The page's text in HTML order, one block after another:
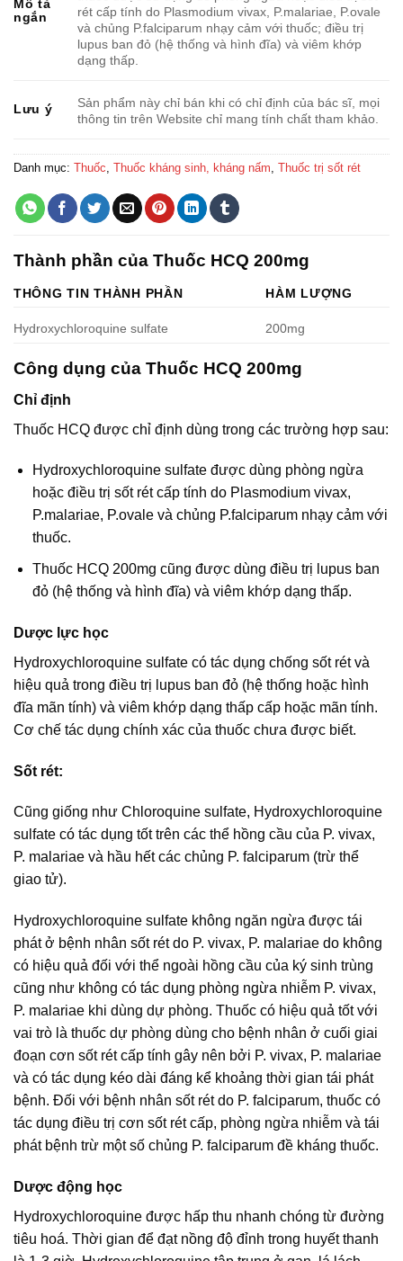
Mô tả
ngắn
rét cấp tính do Plasmodium vivax, P.malariae, P.ovale
và chủng P.falciparum nhạy cảm với thuốc; điều trị
lupus ban đỏ (hệ thống và hình đĩa) và viêm khớp
dạng thấp.
Lưu ý
Sản phẩm này chỉ bán khi có chỉ định của bác sĩ, mọi
thông tin trên Website chỉ mang tính chất tham khảo.
Danh mục: Thuốc, Thuốc kháng sinh, kháng nấm, Thuốc trị sốt rét
Thành phần của Thuốc HCQ 200mg
THÔNG TIN THÀNH PHẦN HÀM LƯỢNG
Hydroxychloroquine sulfate 200mg
Công dụng của Thuốc HCQ 200mg
Chỉ định
Thuốc HCQ được chỉ định dùng trong các trường hợp sau:
Hydroxychloroquine sulfate được dùng phòng ngừa
hoặc điều trị sốt rét cấp tính do Plasmodium vivax,
P.malariae, P.ovale và chủng P.falciparum nhạy cảm với
thuốc.
Thuốc HCQ 200mg cũng được dùng điều trị lupus ban
đỏ (hệ thống và hình đĩa) và viêm khớp dạng thấp.
Dược lực học
Hydroxychloroquine sulfate có tác dụng chống sốt rét và
hiệu quả trong điều trị lupus ban đỏ (hệ thống hoặc hình
đĩa mãn tính) và viêm khớp dạng thấp cấp hoặc mãn tính.
Cơ chế tác dụng chính xác của thuốc chưa được biết.
Sốt rét:
Cũng giống như Chloroquine sulfate, Hydroxychloroquine
sulfate có tác dụng tốt trên các thể hồng cầu của P. vivax,
P. malariae và hầu hết các chủng P. falciparum (trừ thể
giao tử).
Hydroxychloroquine sulfate không ngăn ngừa được tái
phát ở bệnh nhân sốt rét do P. vivax, P. malariae do không
có hiệu quả đối với thể ngoài hồng cầu của ký sinh trùng
cũng như không có tác dụng phòng ngừa nhiễm P. vivax,
P. malariae khi dùng dự phòng. Thuốc có hiệu quả tốt với
vai trò là thuốc dự phòng dùng cho bệnh nhân ở cuối giai
đoạn cơn sốt rét cấp tính gây nên bởi P. vivax, P. malariae
và có tác dụng kéo dài đáng kể khoảng thời gian tái phát
bệnh. Đối với bệnh nhân sốt rét do P. falciparum, thuốc có
tác dụng điều trị cơn sốt rét cấp, phòng ngừa nhiễm và tái
phát bệnh trừ một số chủng P. falciparum đề kháng thuốc.
Dược động học
Hydroxychloroquine được hấp thu nhanh chóng từ đường
tiêu hoá. Thời gian để đạt nồng độ đỉnh trong huyết thanh